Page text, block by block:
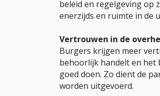
beleid en regelgeving op
enerzijds en ruimte in de
Vertrouwen in de
Burgers krijgen meer
behoorlijk handelt en het
goed doen. Zo dient de
worden uitgevoerd.